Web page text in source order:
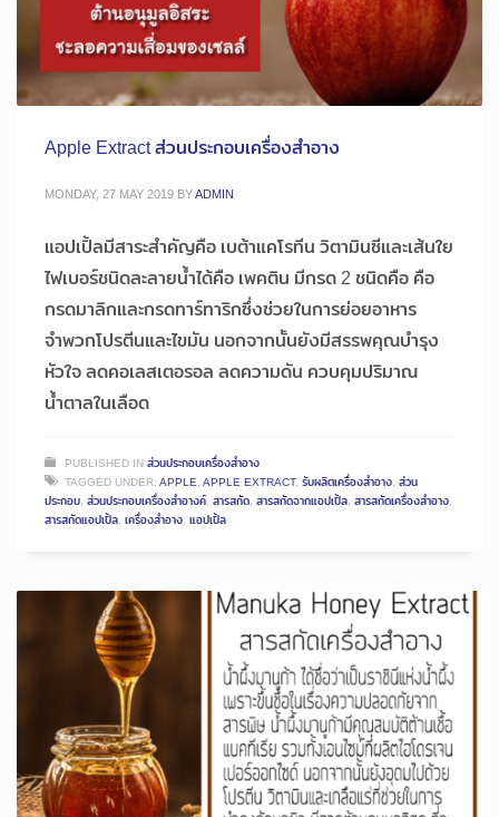
Apple Extract ส่วนประกอบเครื่องสำอาง
MONDAY, 27 MAY 2019 BYADMIN
แอปเปิ้ลมีสาระสำคัญคือ เบต้าแคโรทีน วิตามินซีและเส้นใย
ไฟเบอร์ชนิดละลายน้ำได้คือ เพคติน มีกรด 2 ชนิดคือ คือ
กรดมาลิกและกรดทาร์ทาริกซึ่งช่วยในการย่อยอาหาร
จำพวกโปรตีนและไขมัน นอกจากนั้นยังมีสรรพคุณบำรุง
หัวใจ ลดคอเลสเตอรอล ลดความดัน ควบคุมปริมาณ
น้ำตาลในเลือด
PUBLISHED INส่วนประกอบเครื่องสำอาง
TAGGED UNDER:APPLE,APPLE EXTRACT, รับผลิตเครื่องสำอาง, ส่วน
ประกอบ, ส่วนประกอบเครื่องสำอางค์, สารสกัด, สารสกัดจากแอปเปิ้ล, สารสกัดเครื่องสำอาง,
สารสกัดแอปเปิ้ล, เครื่องสำอาง, แอปเปิ้ล